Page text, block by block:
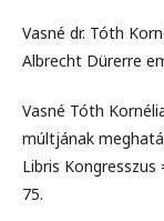
Vasné dr. Tóth
Albrecht Dürerre
Vasné Tóth
múltjának
Libris Kongresszus
75.